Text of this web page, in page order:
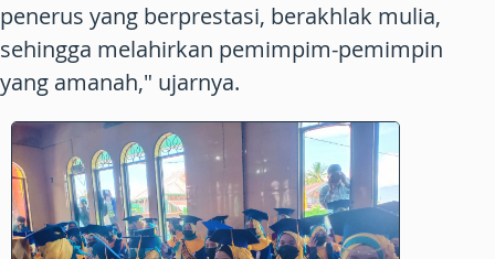
penerus yang berprestasi, berakhlak mulia,
sehingga melahirkan pemimpim-pemimpin
yang amanah," ujarnya.